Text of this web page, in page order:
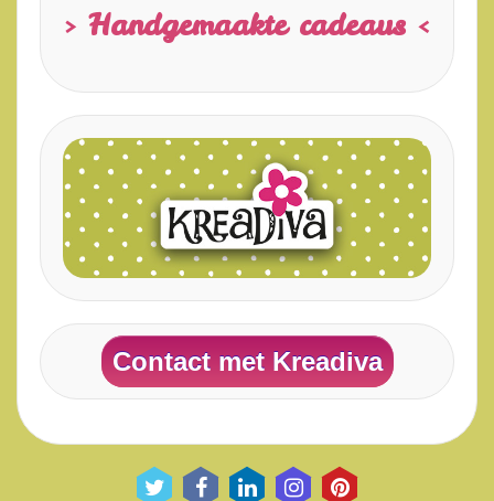
> Handgemaakte cadeaus <
Contact met Kreadiva